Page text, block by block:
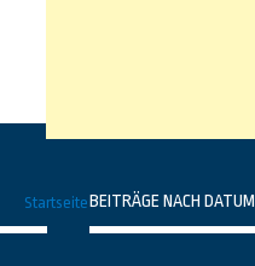
StartseiteBEITRÄGE NACH DATUM